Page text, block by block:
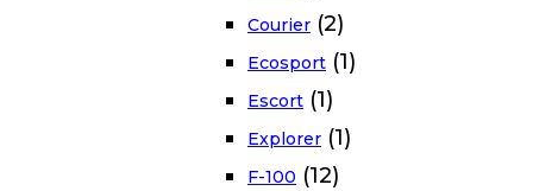
Courier (2)
Ecosport (1)
Escort (1)
Explorer (1)
F-100 (12)